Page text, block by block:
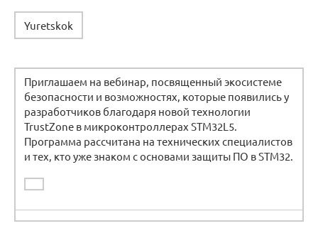
Yuretskok
Приглашаем на вебинар, посвященный экосистеме
безопасности и возможностях, которые появились у
разработчиков благодаря новой технологии
TrustZone в микроконтроллерах STM32L5.
Программа рассчитана на технических специалистов
и тех, кто уже знаком с основами защиты ПО в STM32.